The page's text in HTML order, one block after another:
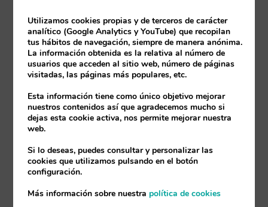
NAV a 365 Business
Central
Por365 Makers | 25/10/2021 | 365 Business Central
Hace ya más de tres años que
Microsoft lanzó [...]
Más información
Utilizamos cookies propias y de terceros de carácter
analítico (Google Analytics y YouTube) que recopilan
tus hábitos de navegación, siempre de manera anónima.
La información obtenida es la relativa al número de
usuarios que acceden al sitio web, número de páginas
visitadas, las páginas más populares, etc.
Esta información tiene como único objetivo mejorar
nuestros contenidos así que agradecemos mucho si
dejas esta cookie activa, nos permite mejorar nuestra
web.
Si lo deseas, puedes consultar y personalizar las
cookies que utilizamos pulsando en el botón
configuración.
Más información sobre nuestrapolítica de cookies